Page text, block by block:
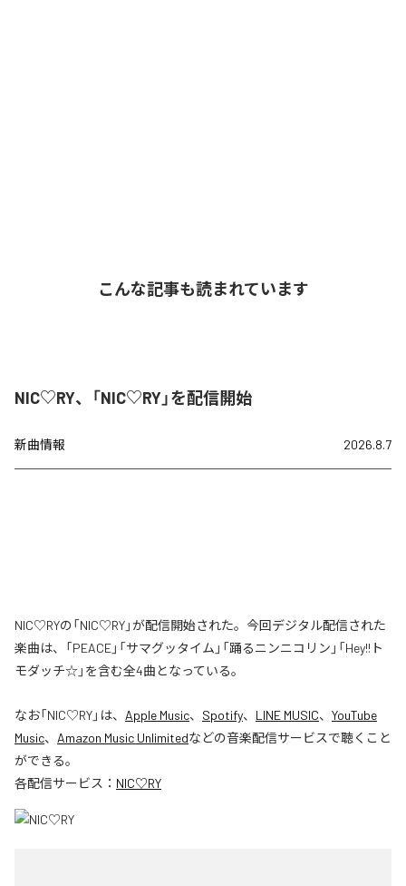
こんな記事も読まれています
NIC♡RY、「NIC♡RY」を配信開始
新曲情報 2026.8.7
NIC♡RYの「NIC♡RY」が配信開始された。今回デジタル配信された
楽曲は、「PEACE」「サマグッタイム」「踊るニンニコリン」「Hey!!ト
モダッチ☆」を含む全4曲となっている。
なお「NIC♡RY」は、 Apple Music、 Spotify、 LINE MUSIC、 YouTube
Music、 Amazon Music Unlimitedなどの音楽配信サービスで聴くこと
ができる。
各配信サービス： NIC♡RY